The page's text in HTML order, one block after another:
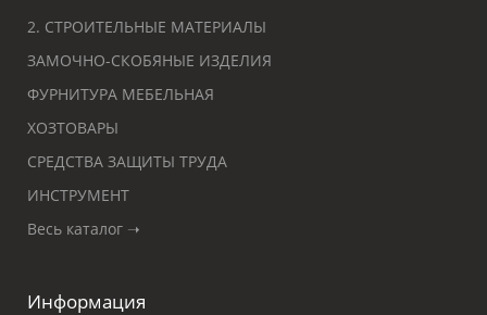
2. СТРОИТЕЛЬНЫЕ МАТЕРИАЛЫ
ЗАМОЧНО-СКОБЯНЫЕ ИЗДЕЛИЯ
ФУРНИТУРА МЕБЕЛЬНАЯ
ХОЗТОВАРЫ
СРЕДСТВА ЗАЩИТЫ ТРУДА
ИНСТРУМЕНТ
Весь каталог ➝
Информация